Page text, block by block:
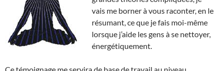
vais me borner à vous raconter, en le
résumant, ce que je fais moi-même
lorsque j’aide les gens à se nettoyer,
énergétiquement.
Ce témoignage me servira de base de travail au niveau